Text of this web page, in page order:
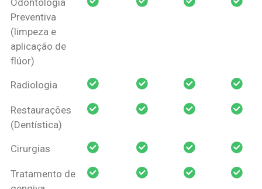
Preventiva
(limpeza e
aplicação de
flúor)
Radiologia
Restaurações
(Dentística)
Cirurgias
Tratamento de